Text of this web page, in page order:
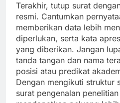
Terakhir, tutup surat
resmi. Cantumkan
memberikan data lebih
diperlukan, serta kata
yang diberikan. Jangan
tanda tangan dan nama
posisi atau predikat
Dengan mengikuti struktur
surat pengenalan